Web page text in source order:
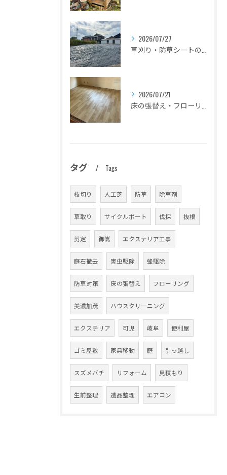
2026/07/27
2026/07/21
タグ Tags
枝切り 人工芝 防草 除草剤
草取り サイクルポート 伐採 抜根
剪定 御嵩 エクステリア工事
庭石撤去 害虫駆除 蜂駆除
防草対策 床の張替え フローリング
美濃加茂 ハウスクリーニング
エクステリア 可児 岐阜 便利屋
ゴミ屋敷 家具移動 庭 引っ越し
スズメバチ リフォーム 見積もり
生前整理 遺品整理 エアコン